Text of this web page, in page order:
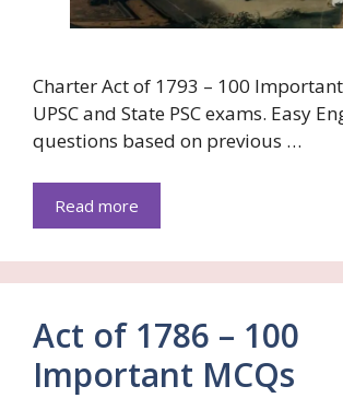
Charter Act of 1793 – 100
UPSC and State PSC exams. Easy
questions based on previous …
Read more
Act of 1786 – 100
Important MCQs